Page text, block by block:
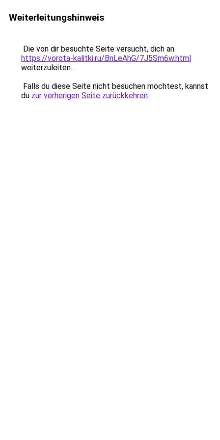
Weiterleitungshinweis
Die von dir besuchte Seite versucht, dich an
https://vorota-kalitki.ru/BnLeAhG/7J5Sm6w.html
weiterzuleiten.
Falls du diese Seite nicht besuchen möchtest, kannst
du zur vorherigen Seite zurückkehren.